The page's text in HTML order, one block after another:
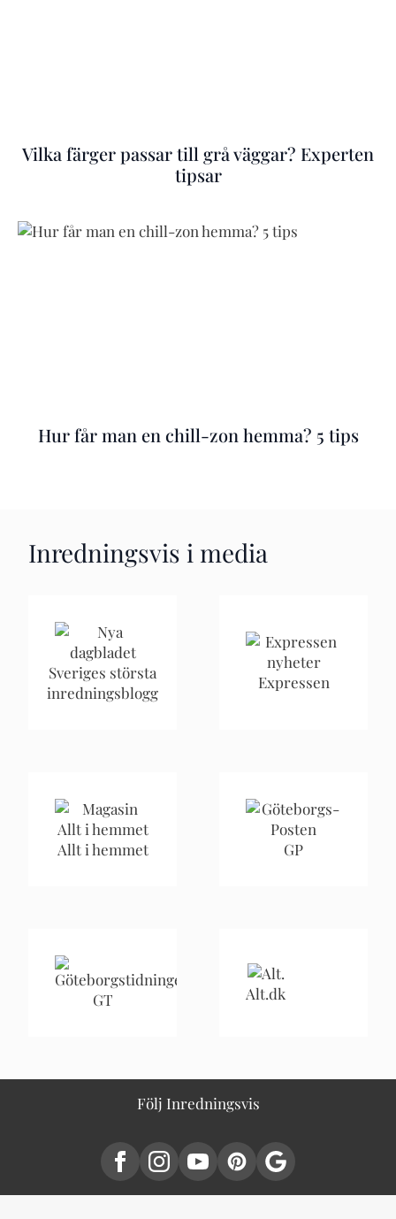
Vilka färger passar till grå väggar? Experten
tipsar
Hur får man en chill-zon hemma? 5 tips
Inredningsvis i media
Sveriges största
inredningsblogg
Expressen
Allt i hemmet GP
GT Alt.dk
Följ Inredningsvis